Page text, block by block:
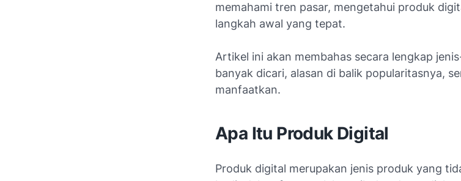
memahami tren pasar, mengetahui produk
langkah awal yang tepat.
Artikel ini akan membahas secara lengkap
banyak dicari, alasan di balik popularitasnya,
manfaatkan.
Apa Itu Produk Digital
Produk digital merupakan jenis produk yang